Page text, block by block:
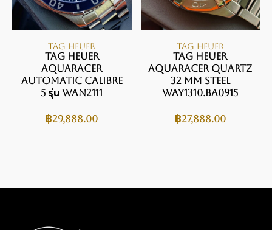
TAG HEUER
TAG Heuer
Aquaracer
Automatic Calibre
5 รุ่น WAN2111
฿29,888.00
TAG HEUER
TAG HEUER
AQUARACER Quartz
32 mm Steel
WAY1310.BA0915
฿27,888.00